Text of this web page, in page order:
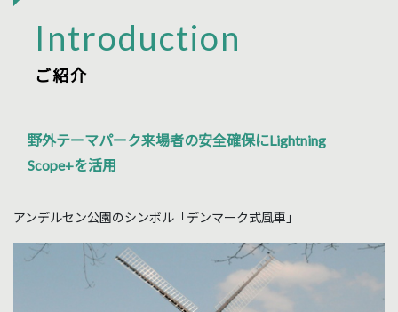
Introduction
野外テーマパーク来場者の安全確保にLightning
Scope+を活用
アンデルセン公園のシンボル「デンマーク式風車」